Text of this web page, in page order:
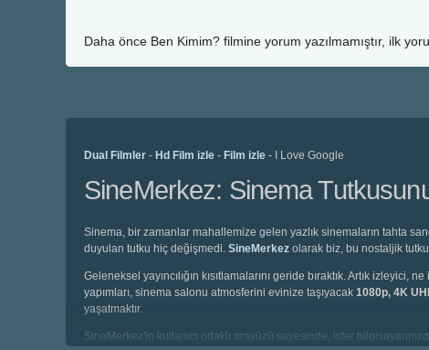
Daha önce Ben Kimim? filmine yorum yazılmamıştır, ilk
Dual Filmler - Hd Film izle - Film izle - I Love Google
SineMerkez: Sinema
Sinema, bir zamanlar mahallemize gelen yazlık sinemaların tahta
duyulan tutku hiç değişmedi. SineMerkez olarak biz, bu nostaljik
Geleneksel yayıncılığın kısıtlamalarını geride bıraktık. Artık
yapımları, sinema salonu atmosferini evinize taşıyacak 1080p, 4K
yaşatmaktır.
SineMerkez'in kullanıcı odaklı arayüzü sayesinde, ister